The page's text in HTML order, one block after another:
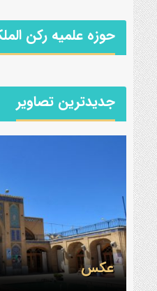
حوزه علمیه رکن
جدیدترین تصاویر